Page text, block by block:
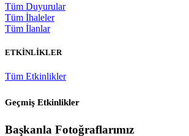
Tüm Duyurular
Tüm İhaleler
Tüm İlanlar
ETKİNLİKLER
Tüm Etkinlikler
Geçmiş Etkinlikler
Başkanla Fotoğraflarımız